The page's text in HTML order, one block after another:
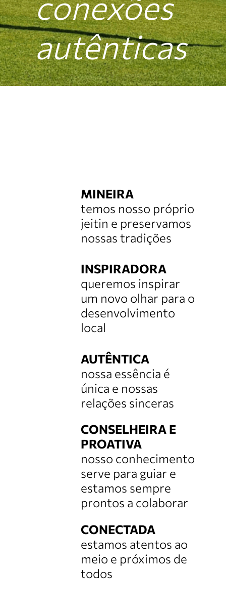
MINEIRA
temos nosso próprio
jeitin e preservamos
nossas tradições
INSPIRADORA
queremos inspirar
um novo olhar para o
desenvolvimento
local
AUTÊNTICA
nossa essência é
única e nossas
relações sinceras
CONSELHEIRA E
PROATIVA
nosso conhecimento
serve para guiar e
estamos sempre
prontos a colaborar
CONECTADA
estamos atentos ao
meio e próximos de
todos
autênticas